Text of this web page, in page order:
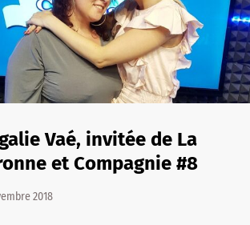
Vaé, invitée de La
et Compagnie #8
2018